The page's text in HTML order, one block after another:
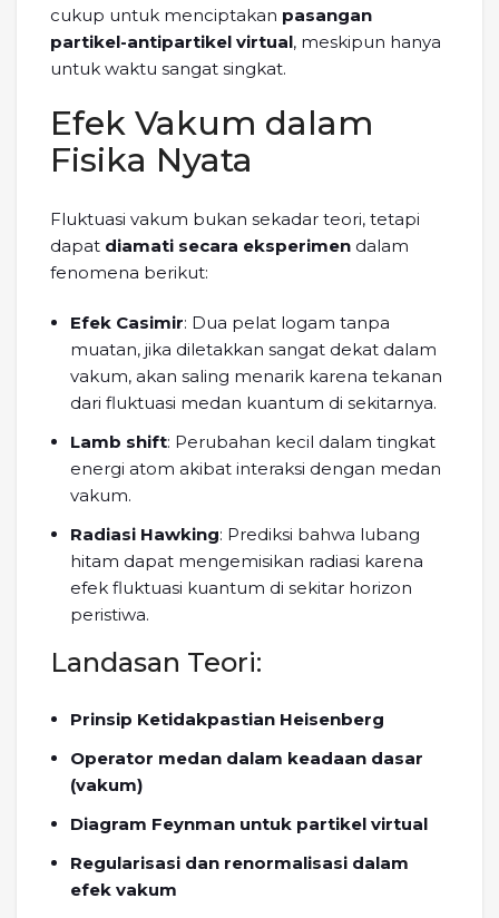
cukup untuk menciptakan pasangan
partikel-antipartikel virtual, meskipun hanya
untuk waktu sangat singkat.
Efek Vakum dalam
Fisika Nyata
Fluktuasi vakum bukan sekadar teori, tetapi
dapat diamati secara eksperimen dalam
fenomena berikut:
Efek Casimir: Dua pelat logam tanpa
muatan, jika diletakkan sangat dekat dalam
vakum, akan saling menarik karena tekanan
dari fluktuasi medan kuantum di sekitarnya.
Lamb shift: Perubahan kecil dalam tingkat
energi atom akibat interaksi dengan medan
vakum.
Radiasi Hawking: Prediksi bahwa lubang
hitam dapat mengemisikan radiasi karena
efek fluktuasi kuantum di sekitar horizon
peristiwa.
Landasan Teori:
Prinsip Ketidakpastian Heisenberg
Operator medan dalam keadaan dasar
(vakum)
Diagram Feynman untuk partikel virtual
Regularisasi dan renormalisasi dalam
efek vakum